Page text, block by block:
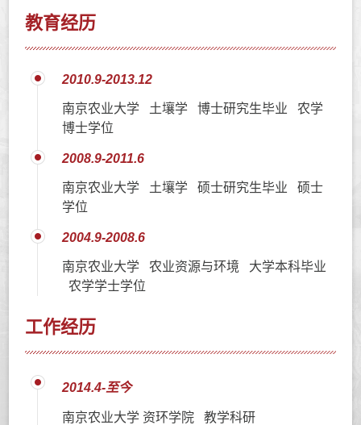
教育经历
2010.9-2013.12
南京农业大学 土壤学 博士研究生毕业 农学
博士学位
2008.9-2011.6
南京农业大学 土壤学 硕士研究生毕业 硕士
学位
2004.9-2008.6
南京农业大学 农业资源与环境 大学本科毕业
农学学士学位
工作经历
2014.4-至今
南京农业大学 资环学院 教学科研